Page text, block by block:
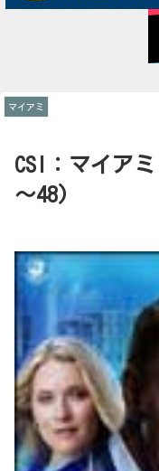
CSI：マイア
～48)
マイアミ